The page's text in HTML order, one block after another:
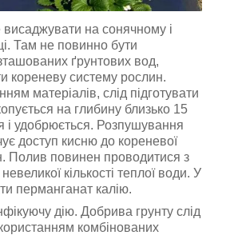
висаджувати на сонячному і
Там не повинно бути
ґрунтових вод,
кореневу систему рослин.
матеріалів, слід підготувати
на глибину близько 15
і удобрюється. Розпушування
доступ кисню до кореневої
Полив повинен проводитися з
кількості теплої води. У
перманганат калію.
дію. Добрива грунту слід
комбінованих